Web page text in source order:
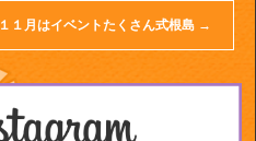
１１月はイベントたくさん式根島 →